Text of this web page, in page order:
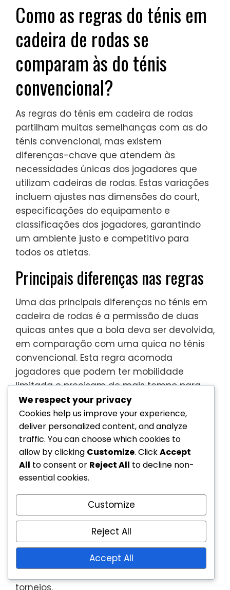
Como as regras do ténis em
cadeira de rodas se
comparam às do ténis
convencional?
As regras do ténis em cadeira de rodas
partilham muitas semelhanças com as do
ténis convencional, mas existem
diferenças-chave que atendem às
necessidades únicas dos jogadores que
utilizam cadeiras de rodas. Estas variações
incluem ajustes nas dimensões do court,
especificações do equipamento e
classificações dos jogadores, garantindo
um ambiente justo e competitivo para
todos os atletas.
Principais diferenças nas regras
Uma das principais diferenças no ténis em
cadeira de rodas é a permissão de duas
quicas antes que a bola deva ser devolvida,
em comparação com uma quica no ténis
convencional. Esta regra acomoda
jogadores que podem ter mobilidade
limitada e precisam de mais tempo para
reagir. Além disso, os jogadores podem usar
as suas cadeiras de rodas para rebater a
bola, o que não é permitido no ténis
tradicional.
Outra diferença significativa nas regras é o
sistema de classificação para jogadores. O
atletas com base nas suas habilidades
físicas, garantindo que os concorrentes
enfrentem oponentes com níveis
semelhantes de mobilidade. Esta
classificação impacta os formatos dos
torneios.
We respect your privacy
Cookies help us improve your experience,
deliver personalized content, and analyze
traffic. You can choose which cookies to
allow by clicking Customize. ClickAccept
All to consent or Reject All to decline non-
essential cookies.
Customize
Reject All
Accept All